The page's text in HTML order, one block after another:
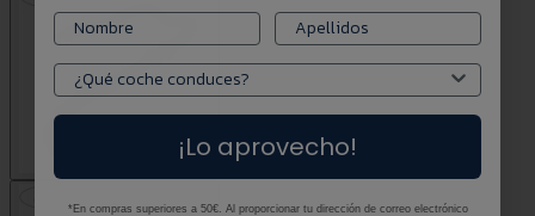
¡Lo aprovecho!
*En compras superiores a 50€. Al proporcionar tu dirección de correo electrónico